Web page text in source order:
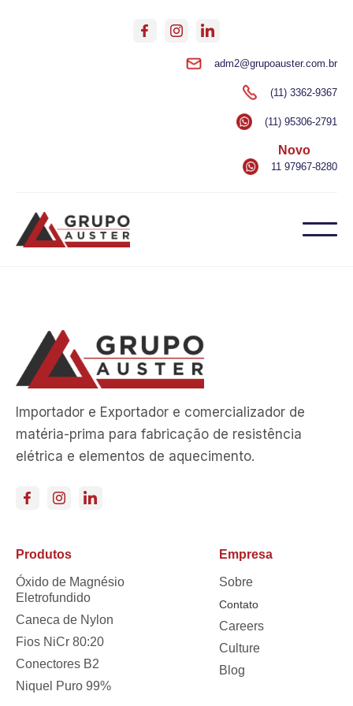
adm2@grupoauster.com.br
(11) 3362-9367
(11) 95306-2791
Novo
11 97967-8280
Importador e Exportador e comercializador de
matéria-prima para fabricação de resistência
elétrica e elementos de aquecimento.
Produtos
Óxido de Magnésio
Eletrofundido
Caneca de Nylon
Fios NiCr 80:20
Conectores B2
Niquel Puro 99%
Empresa
Sobre
Contato
Careers
Culture
Blog